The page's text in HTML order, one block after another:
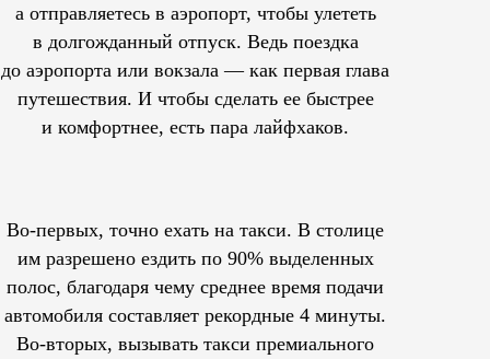
а отправляетесь в аэропорт, чтобы улететь
в долгожданный отпуск. Ведь поездка
до аэропорта или вокзала — как первая глава
путешествия. И чтобы сделать ее быстрее
и комфортнее, есть пара лайфхаков.
Во-первых, точно ехать на такси. В столице
им разрешеноездить по 90% выделенных
полос, благодаря чему среднее время подачи
автомобиля составляет рекордные 4 минуты.
Во-вторых, вызывать такси премиального